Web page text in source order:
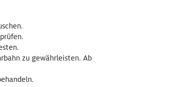
zu gewährleisten. Ab